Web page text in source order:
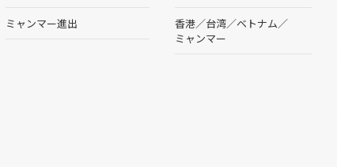
ミャンマー進出 香港／台湾／ベトナム／
ミャンマー